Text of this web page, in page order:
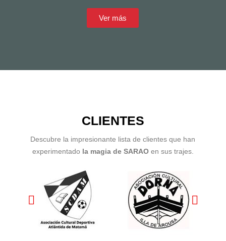
Ver más
CLIENTES
Descubre la impresionante lista de clientes que han
experimentado la magia de SARAOen sus trajes.